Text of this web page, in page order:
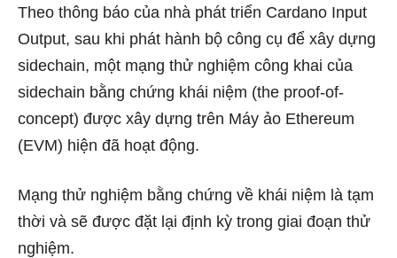
Theo thông báo của nhà phát triển Cardano Input
Output, sau khi phát hành bộ công cụ để xây dựng
sidechain, một mạng thử nghiệm công khai của
sidechain bằng chứng khái niệm (the proof-of-
concept) được xây dựng trên Máy ảo Ethereum
(EVM) hiện đã hoạt động.
Mạng thử nghiệm bằng chứng về khái niệm là tạm
thời và sẽ được đặt lại định kỳ trong giai đoạn thử
nghiệm.